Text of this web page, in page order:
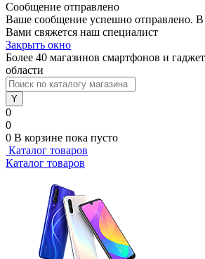
Сообщение отправлено
Ваше сообщение успешно отправлено.
Вами свяжется наш специалист
Закрыть окно
Более 40 магазинов смартфонов и
области
0
0
0 В корзине пока пусто
Каталог товаров
Каталог товаров